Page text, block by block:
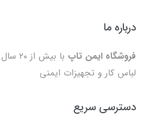
درباره ما
فروشگاه ایمن تاپ
با
لباس کار و تجهیزات ایمنی
دسترسی سریع